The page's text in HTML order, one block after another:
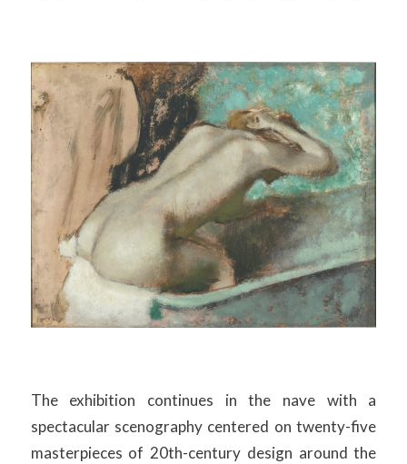
The exhibition continues in the nave with a
spectacular scenography centered on twenty-five
masterpieces of 20th-century design around the